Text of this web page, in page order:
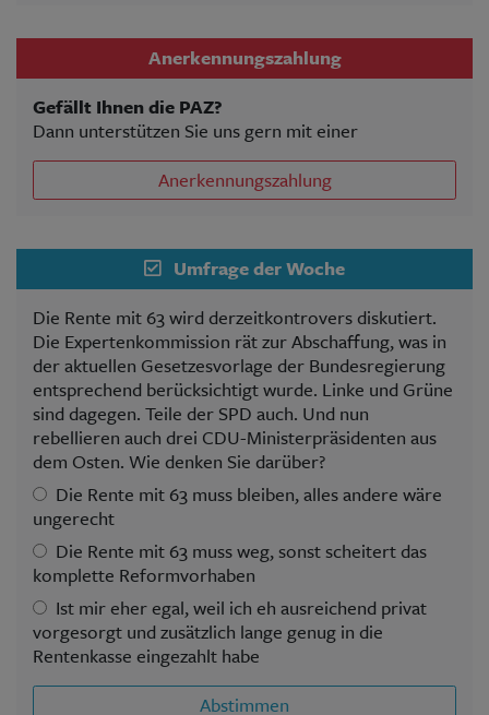
Anerkennungszahlung
Gefällt Ihnen die PAZ?
Dann unterstützen Sie uns gern mit einer
Anerkennungszahlung
Umfrage der Woche
Die Rente mit 63 wird derzeitkontrovers diskutiert.
Die Expertenkommission rät zur Abschaffung, was in
der aktuellen Gesetzesvorlage der Bundesregierung
entsprechend berücksichtigt wurde. Linke und Grüne
sind dagegen. Teile der SPD auch. Und nun
rebellieren auch drei CDU-Ministerpräsidenten aus
dem Osten. Wie denken Sie darüber?
Die Rente mit 63 muss bleiben, alles andere wäre
ungerecht
Die Rente mit 63 muss weg, sonst scheitert das
komplette Reformvorhaben
Ist mir eher egal, weil ich eh ausreichend privat
vorgesorgt und zusätzlich lange genug in die
Rentenkasse eingezahlt habe
Abstimmen